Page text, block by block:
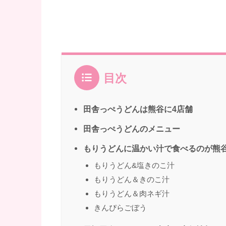
目次
田舎っぺうどんは熊谷に4店舗
田舎っぺうどんのメニュー
もりうどんに温かい汁で食べるのが熊
もりうどん&塩きのこ汁
もりうどん＆きのこ汁
もりうどん＆肉ネギ汁
きんぴらごぼう